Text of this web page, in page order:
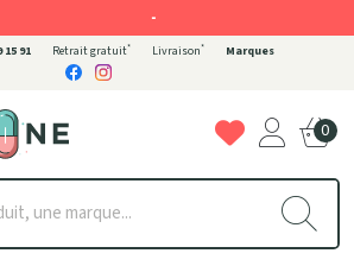
15 91 Retrait gratuit* Livraison* Marques
en ligne à votre service
0